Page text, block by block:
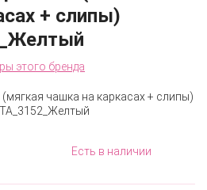
+ слипы)
этого бренда
Есть в наличии